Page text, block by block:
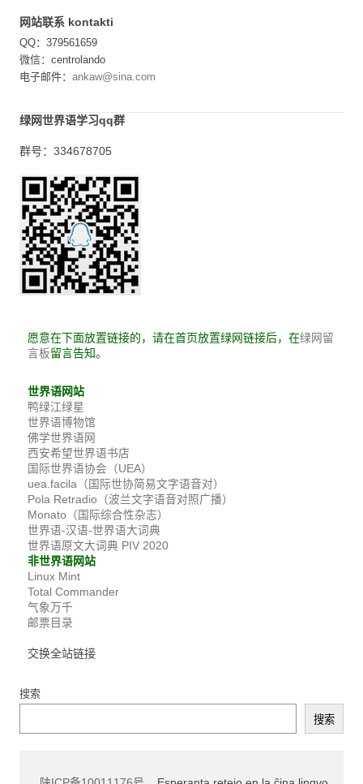
网站联系 kontakti
QQ：379561659
微信：centrolando
电子邮件： ankaw@sina.com
绿网世界语学习qq群
群号：334678705
愿意在下面放置链接的，请在首页放置绿网链接后，在绿网留
言板留言告知。
世界语网站
鸭绿江绿星
世界语博物馆
佛学世界语网
西安希望世界语书店
国际世界语协会（UEA）
uea.facila（国际世协简易文字语音对）
Pola Retradio（波兰文字语音对照广播）
Monato（国际综合性杂志）
世界语-汉语-世界语大词典
世界语原文大词典 PIV 2020
非世界语网站
Linux Mint
Total Commander
气象万千
邮票目录
交换全站链接
搜索
搜索